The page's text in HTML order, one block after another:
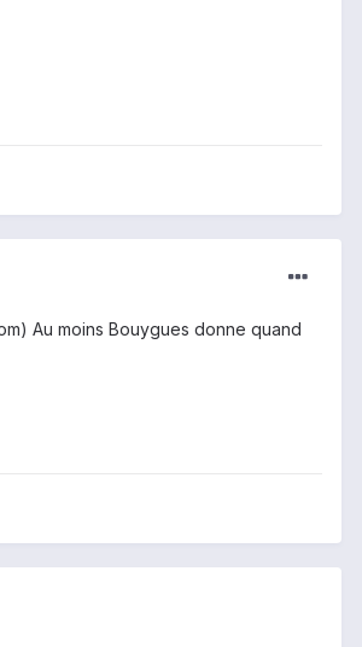
Au moins Bouygues donne quand